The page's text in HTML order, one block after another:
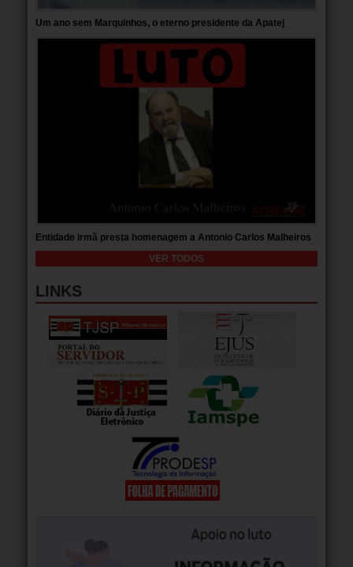
Um ano sem Marquinhos, o eterno presidente da Apatej
Entidade irmã presta homenagem a Antonio Carlos Malheiros
VER TODOS
LINKS